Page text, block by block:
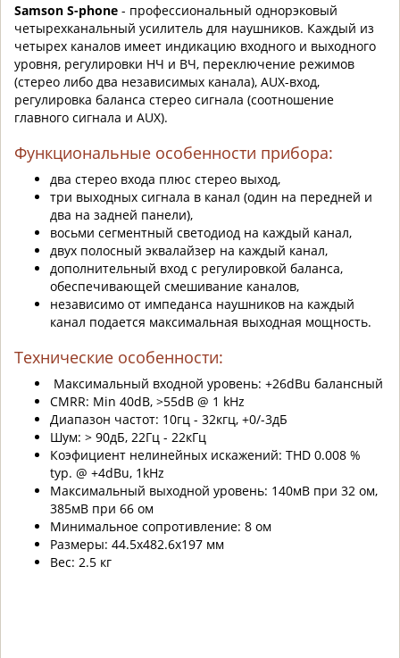
Samson S-phone - профессиональный однорэковый
четырехканальный усилитель для наушников. Каждый из
четырех каналов имеет индикацию входного и выходного
уровня, регулировки НЧ и ВЧ, переключение режимов
(стерео либо два независимых канала), AUX-вход,
регулировка баланса стерео сигнала (соотношение
главного сигнала и AUX).
Функциональные особенности прибора:
два стерео входа плюс стерео выход,
три выходных сигнала в канал (один на передней и
два на задней панели),
восьми сегментный светодиод на каждый канал,
двух полосный эквалайзер на каждый канал,
дополнительный вход с регулировкой баланса,
обеспечивающей смешивание каналов,
независимо от импеданса наушников на каждый
канал подается максимальная выходная мощность.
Технические особенности:
Максимальный входной уровень: +26dBu балансный
CMRR: Min 40dB, >55dB @ 1 kHz
Диапазон частот: 10гц - 32кгц, +0/-3дБ
Шум: > 90дБ, 22Гц - 22кГц
Коэфициент нелинейных искажений: THD 0.008 %
typ. @ +4dBu, 1kHz
Максимальный выходной уровень: 140мВ при 32 ом,
385мВ при 66 ом
Минимальное сопротивление: 8 ом
Размеры: 44.5х482.6х197 мм
Вес: 2.5 кг